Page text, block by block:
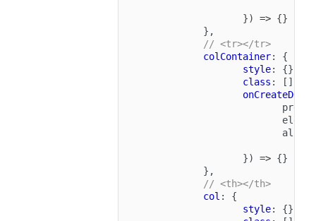
}) => {}
},
// <tr></tr>
colContainer:
{
style:
{},
class :
[],
onCreateDOM
}) => {}
},
// <th></th>
col :
{
style:
{},